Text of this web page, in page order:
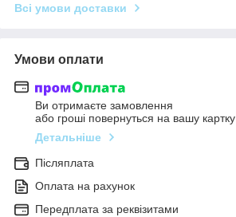
Всі умови доставки
Умови оплати
Ви отримаєте замовлення
або гроші повернуться на вашу картку
Детальніше
Післяплата
Оплата на рахунок
Передплата за реквізитами